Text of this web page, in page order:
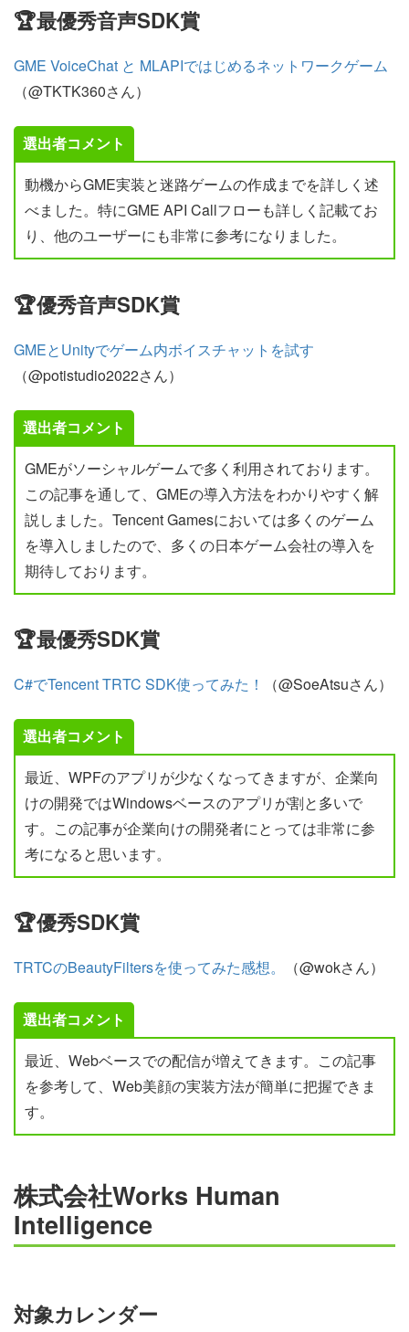
🏆最優秀音声SDK賞
GME VoiceChat と MLAPIではじめるネットワークゲーム
（@TKTK360さん）
選出者コメント
動機からGME実装と迷路ゲームの作成までを詳しく述
べました。特にGME API Callフローも詳しく記載てお
り、他のユーザーにも非常に参考になりました。
🏆優秀音声SDK賞
GMEとUnityでゲーム内ボイスチャットを試す
（@potistudio2022さん）
選出者コメント
GMEがソーシャルゲームで多く利用されております。
この記事を通して、GMEの導入方法をわかりやすく解
説しました。Tencent Gamesにおいては多くのゲーム
を導入しましたので、多くの日本ゲーム会社の導入を
期待しております。
🏆最優秀SDK賞
C#でTencent TRTC SDK使ってみた！ （@SoeAtsuさん）
選出者コメント
最近、WPFのアプリが少なくなってきますが、企業向
けの開発ではWindowsベースのアプリが割と多いで
す。この記事が企業向けの開発者にとっては非常に参
考になると思います。
🏆優秀SDK賞
TRTCのBeautyFiltersを使ってみた感想。 （@wokさん）
選出者コメント
最近、Webベースでの配信が増えてきます。この記事
を参考して、Web美顔の実装方法が簡単に把握できま
す。
株式会社Works Human
Intelligence
対象カレンダー